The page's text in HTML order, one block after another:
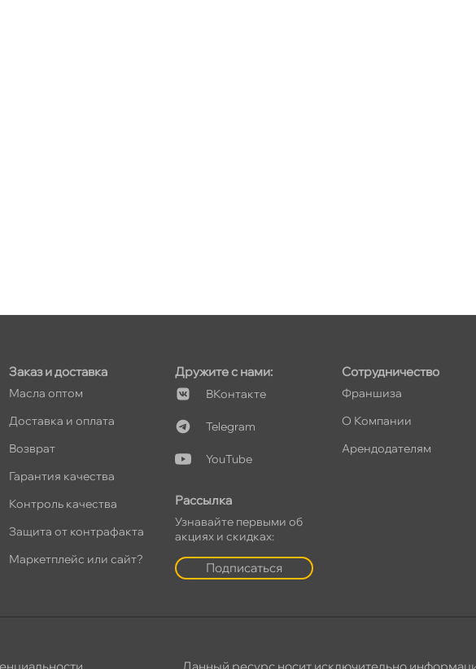
Заказ и доставка
Масла оптом
Доставка и оплата
озврат
Гарантия качества
Контроль качества
Защита от контрафакта
Маркетплейс или сайт?
Дружите с нами:
Контакте
Telegram
YouTube
Рассылка
Узнавайте первыми о
акциях и скидках:
Подписаться
Сотрудничество
Франшиза
О Компании
Арендодателям